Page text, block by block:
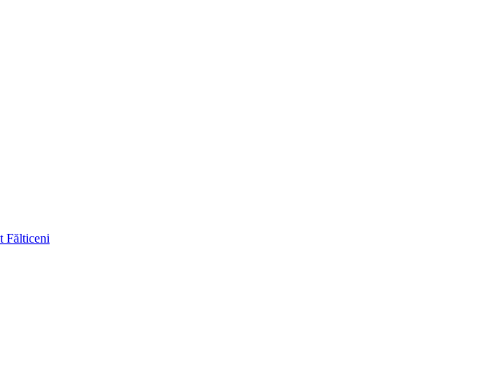
Fălticeni